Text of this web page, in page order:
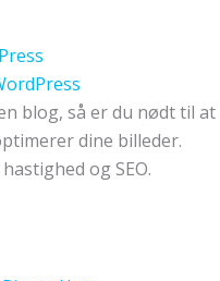
blog, så er du nødt til at
dine billeder.
og SEO.